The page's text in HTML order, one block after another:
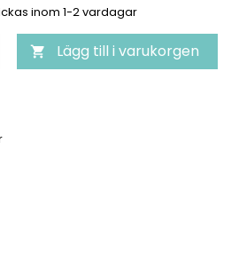
inom 1-2 vardagar
 Lägg till i varukorgen